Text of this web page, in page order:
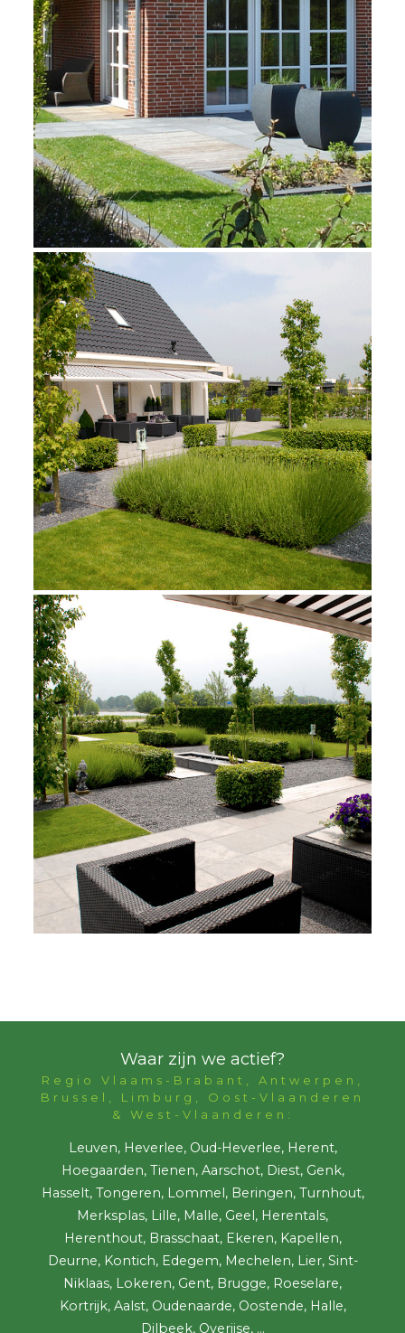
Waar zijn we actief?
Regio Vlaams-Brabant, Antwerpen,
Brussel, Limburg, Oost-Vlaanderen
& West-Vlaanderen:
Leuven, Heverlee, Oud-Heverlee, Herent,
Hoegaarden, Tienen, Aarschot, Diest, Genk,
Hasselt, Tongeren, Lommel, Beringen, Turnhout,
Merksplas, Lille, Malle, Geel, Herentals,
Herenthout, Brasschaat, Ekeren, Kapellen,
Deurne, Kontich, Edegem, Mechelen, Lier, Sint-
Niklaas, Lokeren, Gent, Brugge, Roeselare,
Kortrijk, Aalst, Oudenaarde, Oostende, Halle,
Dilbeek, Overijse, ...